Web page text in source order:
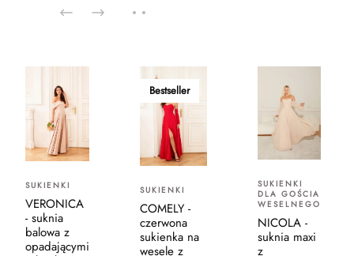
SUKIENKI
VERONICA
- suknia
balowa z
opadającymi
Bestseller
SUKIENKI
COMELY -
czerwona
sukienka na
wesele z
SUKIENKI
DLA GOŚCIA
WESELNEGO
NICOLA -
suknia maxi
z